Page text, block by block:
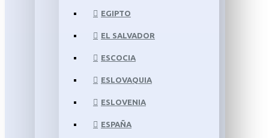
EGIPTO
EL SALVADOR
ESCOCIA
ESLOVAQUIA
ESLOVENIA
ESPAÑA